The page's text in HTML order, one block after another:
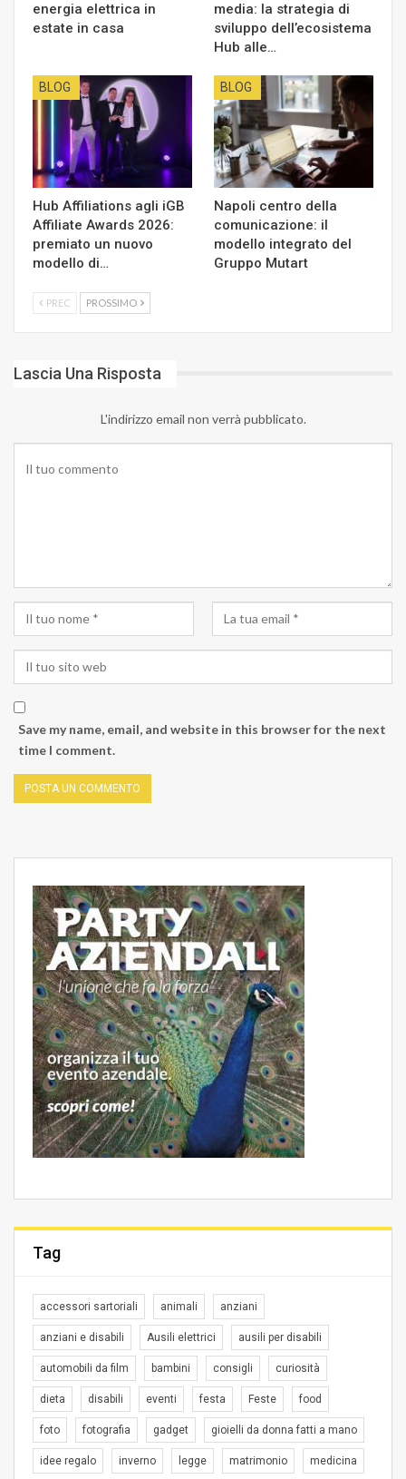
energia elettrica in
estate in casa
media: la strategia di
sviluppo dell’ecosistema
Hub alle…
BLOG
Hub Affiliations agli iGB
Affiliate Awards 2026:
premiato un nuovo
modello di…
BLOG
Napoli centro della
comunicazione: il
modello integrato del
Gruppo Mutart
PREC PROSSIMO
Lascia Una Risposta
L'indirizzo email non verrà pubblicato.
Save my name, email, and website in this browser for the next
time I comment.
Tag
accessori sartoriali animali anziani
anziani e disabili Ausili elettrici ausili per disabili
automobili da film bambini consigli curiosità
dieta disabili eventi festa Feste food
foto fotografia gadget gioielli da donna fatti a mano
idee regalo inverno legge matrimonio medicina